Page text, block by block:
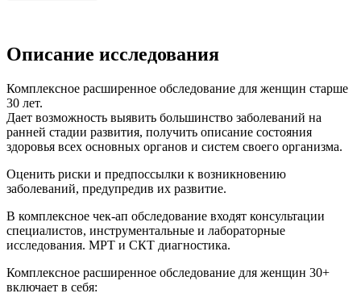
Описание исследования
Комплексное расширенное обследование для женщин старше
30 лет.
Дает возможность выявить большинство заболеваний на
ранней стадии развития, получить описание состояния
здоровья всех основных органов и систем своего организма.
Оценить риски и предпоссылки к возникновению
заболеваний, предупредив их развитие.
В комплексное чек-ап обследование входят консультации
специалистов, инструментальные и лабораторные
исследования. МРТ и СКТ диагностика.
Комплексное расширенное обследование для женщин 30+
включает в себя: